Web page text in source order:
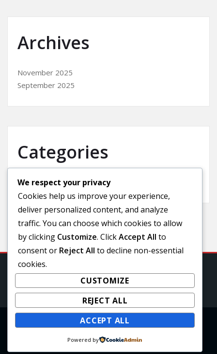
Archives
November 2025
September 2025
Categories
Uncategorized
Copyright © 2025 | Powered byWordPress |
awpbusinesspress theme by A WP Life
We respect your privacy
Cookies help us improve your experience,
deliver personalized content, and analyze
traffic. You can choose which cookies to allow
by clicking Customize. ClickAccept All to
consent or Reject All to decline non-essential
cookies.
CUSTOMIZE
REJECT ALL
ACCEPT ALL
Powered by